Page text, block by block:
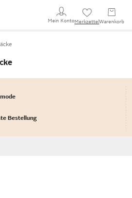
Mein KontoMerkzettel Warenkorb
Bestellung